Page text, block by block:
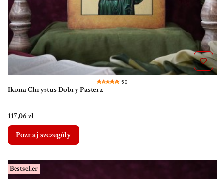
5.0
Ikona Chrystus Dobry Pasterz
Cena
117,06 zł
Poznaj szczegóły
Bestseller